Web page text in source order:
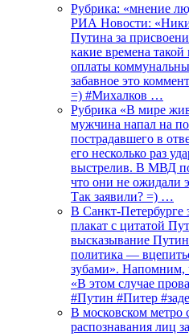
Рубрика: «мнение
РИА Новости:
Путина за
какие времена
оплаты
забавное это
=) #Михалков …
Рубрика «В мире
мужчина напал на
пострадавшего в
его несколько раз
выстрелив. В МВД
что они не ожидали
Так заявили? =) …
В Санкт-Петербурге
плакат с цитатой
высказывание
политика —
зубами». Напомним,
«В этом случае
#Путин #Питер
В московском
распознавания лиц